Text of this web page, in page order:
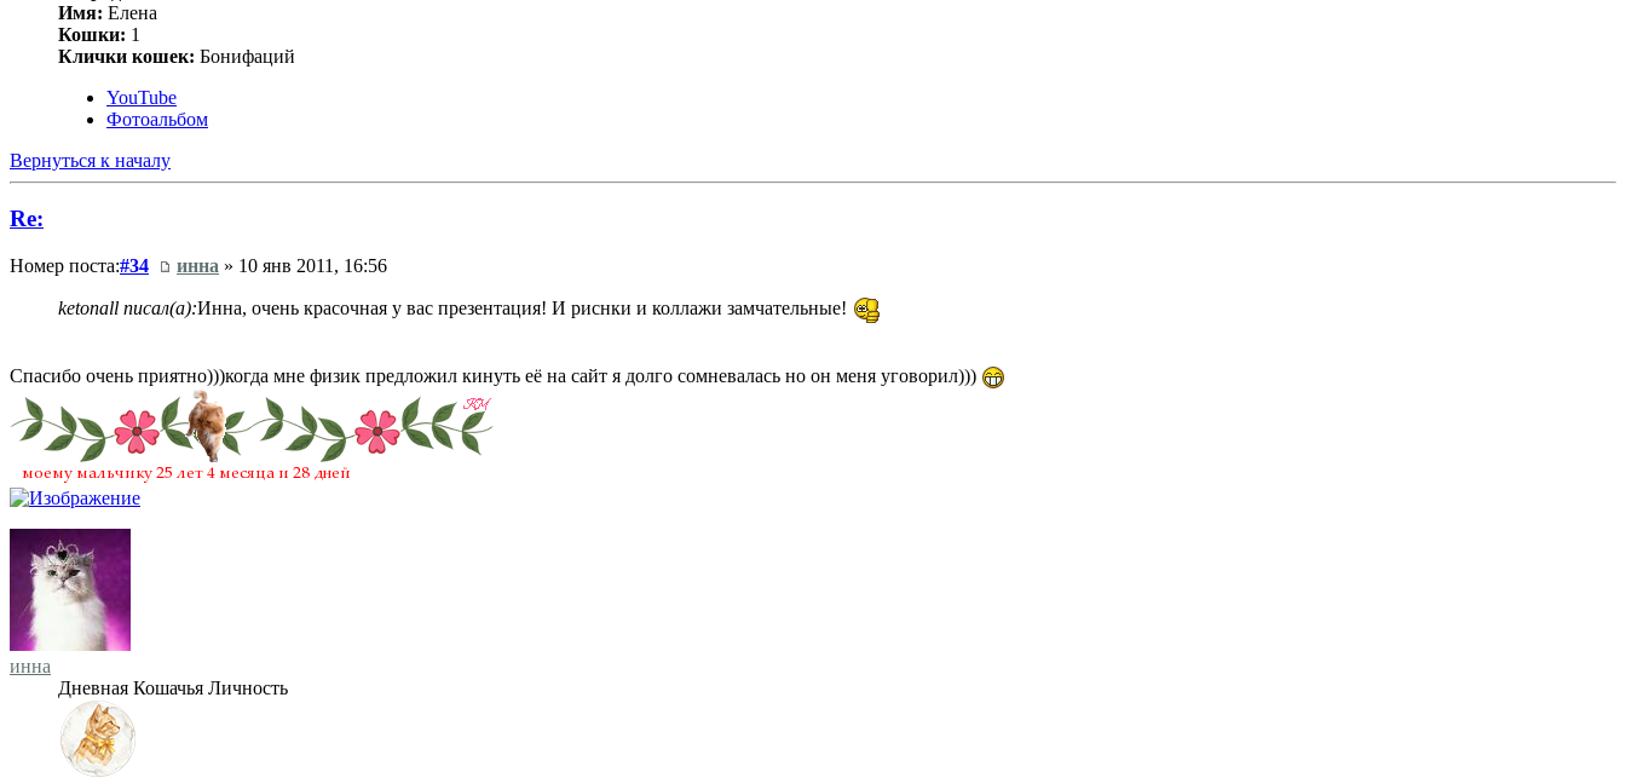
Имя: Елена
Кошки: 1
Клички кошек: Бонифаций
YouTube
Фотоальбом
Вернуться к началу
Re:
Номер поста:#34 инна » 10 янв 2011, 16:56
ketonall писал(а):Инна, очень красочная у вас презентация! И риснки и коллажи замчательные!
Спасибо очень приятно)))когда мне физик предложил кинуть её на сайт я долго сомневалась но он меня уговорил)))
инна
Дневная Кошачья Личность